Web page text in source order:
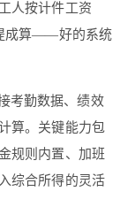
人按计件工资
成算——好的系统
考勤数据、绩效
算。关键能力包
规则内置、加班
综合所得的灵活